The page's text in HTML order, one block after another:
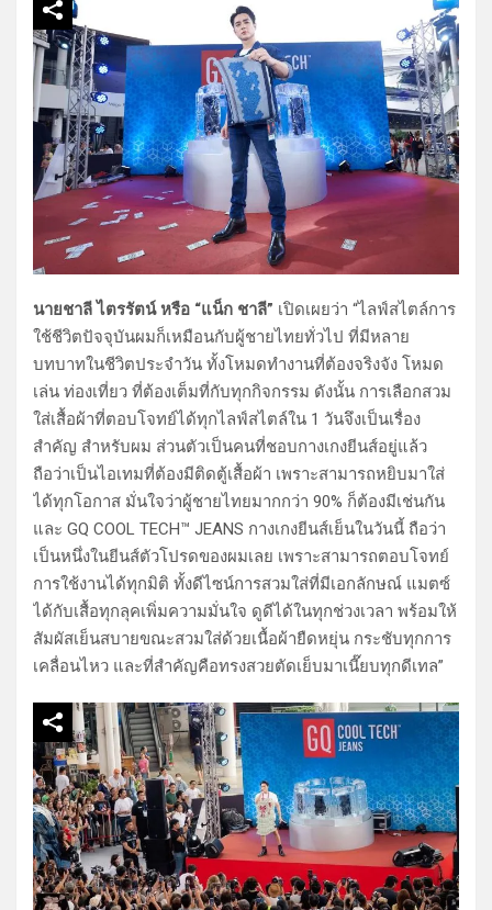
นายชาลี ไตรรัตน์ หรือ “แน็ก ชาลี” เปิดเผยว่า “ไลฟ์สไตล์การ
ใช้ชีวิตปัจจุบันผมก็เหมือนกับผู้ชายไทยทั่วไป ที่มีหลาย
บทบาทในชีวิตประจำวัน ทั้งโหมดทำงานที่ต้องจริงจัง โหมด
เล่น ท่องเที่ยว ที่ต้องเต็มที่กับทุกกิจกรรม ดังนั้น การเลือกสวม
ใส่เสื้อผ้าที่ตอบโจทย์ได้ทุกไลฟ์สไตล์ใน 1 วันจึงเป็นเรื่อง
สำคัญ สำหรับผม ส่วนตัวเป็นคนที่ชอบกางเกงยีนส์อยู่แล้ว
ถือว่าเป็นไอเทมที่ต้องมีติดตู้เสื้อผ้า เพราะสามารถหยิบมาใส่
ได้ทุกโอกาส มั่นใจว่าผู้ชายไทยมากกว่า 90% ก็ต้องมีเช่นกัน
และ GQ COOL TECH™ JEANS กางเกงยีนส์เย็นในวันนี้ ถือว่า
เป็นหนึ่งในยีนส์ตัวโปรดของผมเลย เพราะสามารถตอบโจทย์
การใช้งานได้ทุกมิติ ทั้งดีไซน์การสวมใส่ที่มีเอกลักษณ์ แมตซ์
ได้กับเสื้อทุกลุคเพิ่มความมั่นใจ ดูดีได้ในทุกช่วงเวลา พร้อมให้
สัมผัสเย็นสบายขณะสวมใส่ด้วยเนื้อผ้ายืดหยุ่น กระชับทุกการ
เคลื่อนไหว และที่สำคัญคือทรงสวยตัดเย็บมาเนี๊ยบทุกดีเทล”